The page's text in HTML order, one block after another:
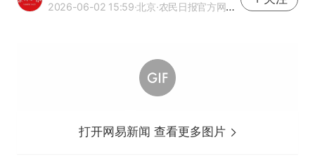
2026-06-02 15:59·北京·农民日报官方网易号
打开网易新闻 查看更多图片